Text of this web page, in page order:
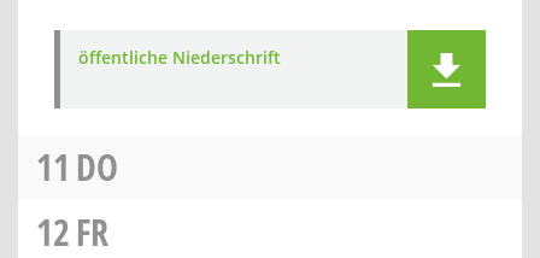
öffentliche Niederschrift
11 DO
12FR